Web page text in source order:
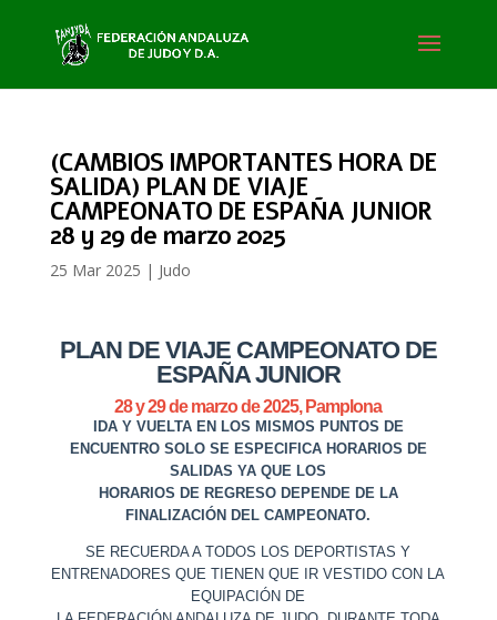
(CAMBIOS IMPORTANTES HORA DE
SALIDA) PLAN DE VIAJE
CAMPEONATO DE ESPAÑA JUNIOR
28 y 29 de marzo 2025
25 Mar 2025 | Judo
PLAN DE VIAJE CAMPEONATO DE
ESPAÑA JUNIOR
28 y 29 de marzo de 2025, Pamplona
IDA Y VUELTA EN LOS MISMOS PUNTOS DE
ENCUENTRO SOLO SE ESPECIFICA HORARIOS DE
SALIDAS YA QUE LOS
HORARIOS DE REGRESO DEPENDE DE LA
FINALIZACIÓN DEL CAMPEONATO.
SE RECUERDA A TODOS LOS DEPORTISTAS Y
ENTRENADORES QUE TIENEN QUE IR VESTIDO CON LA
EQUIPACIÓN DE